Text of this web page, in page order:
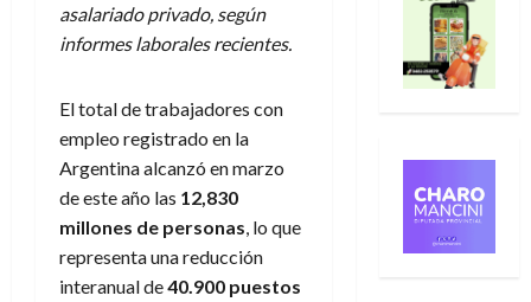
asalariado privado, según
informes laborales recientes.
El total de trabajadores con
empleo registrado en la
Argentina alcanzó en marzo
de este año las 12,830
millones de personas , lo que
representa una reducción
interanual de40.900 puestos